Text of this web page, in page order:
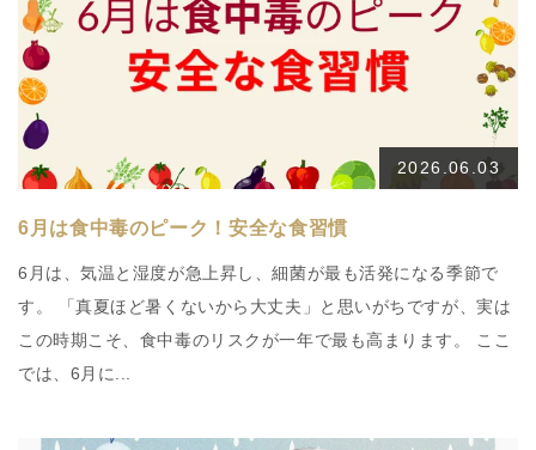
2026.06.03
6月は食中毒のピーク！安全な食習慣
6月は、気温と湿度が急上昇し、細菌が最も活発になる季節で
す。 「真夏ほど暑くないから大丈夫」と思いがちですが、実は
この時期こそ、食中毒のリスクが一年で最も高まります。 ここ
では、6月に...